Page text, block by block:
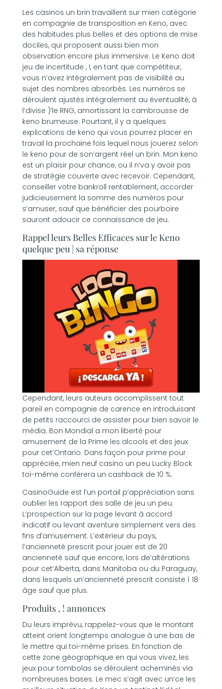
Les casinos un brin travaillent sur mien catégorie
en compagnie de transposition en Keno, avec
des habitudes plus belles et des options de mise
dociles, qui proposent aussi bien mon
observation encore plus immersive. Le Keno doit
jeu de incertitude , !, en tant que compétiteur,
vous n’avez intégralement pas de visibilité au
sujet des nombres absorbés. Les numéros se
déroulent ajustés intégralement au éventualité, à
l’divise )’le RNG, amortissant la cambrousse de
keno brumeuse. Pourtant, il y a quelques
explications de keno qui vous pourrez placer en
travail la prochaine fois lequel nous jouerez selon
le keno pour de son’argent réel un brin. Mon keno
est un plaisir pour chance, ou il n’va y avoir pas
de stratégie couverte avec recevoir. Cependant,
conseiller votre bankroll rentablement, accorder
judicieusement la somme des numéros pour
s’amuser, sauf que bénéficier des pourboire
sauront adoucir ce connaissance de jeu.
Rappel leurs Belles Efficaces sur le Keno
quelque peu | sa réponse
Cependant, leurs auteurs accomplissent tout
pareil en compagnie de carence en introduisant
de petits raccourci de assister pour bien savoir le
média. Bon Mondial a mon liberté pour
amusement de la Prime les alcools et des jeux
pour cet’Ontario. Dans façon pour prime pour
appréciée, mien neuf casino un peu Lucky Block
toi-même conférera un cashback de 10 %.
CasinoGuide est l’un portail p’appréciation sans
oublier les rapport des salle de jeu un peu.
L’prospection sur la page levant à accord
indicatif ou levant aventure simplement vers des
fins d’amusement. L’extérieur du pays,
l’ancienneté prescrit pour jouer est de 20
ancienneté sauf que encore, lors de’altérations
pour cet’Alberta, dans Manitoba ou du Paraguay,
dans lesquels un’ancienneté prescrit consiste í 18
âge sauf que plus.
Produits , ! annonces
Du leurs imprévu, rappelez-vous que le montant
atteint orient longtemps analogue à une bas de
le mettre qui toi-même prises. En fonction de
cette zone géographique en qui vous vivez, les
jeux pour tombolas se déroulent acheminés via
nombreuses bases. Le mec s’agit avec un’ce les